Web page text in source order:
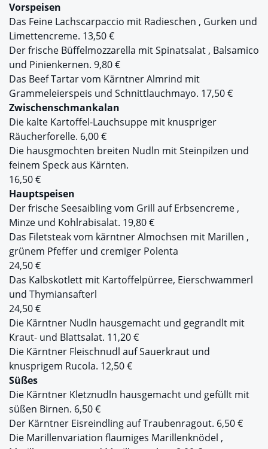
Vorspeisen
Das Feine Lachscarpaccio mit Radieschen , Gurken und
Limettencreme. 13,50 €
Der frische Büffelmozzarella mit Spinatsalat , Balsamico
und Pinienkernen. 9,80 €
Das Beef Tartar vom Kärntner Almrind mit
Grammeleierspeis und Schnittlauchmayo. 17,50 €
Zwischenschmankalan
Die kalte Kartoffel-Lauchsuppe mit knuspriger
Räucherforelle. 6,00 €
Die hausgmochten breiten Nudln mit Steinpilzen und
feinem Speck aus Kärnten.
16,50 €
Hauptspeisen
Der frische Seesaibling vom Grill auf Erbsencreme ,
Minze und Kohlrabisalat. 19,80 €
Das Filetsteak vom kärntner Almochsen mit Marillen ,
grünem Pfeffer und cremiger Polenta
24,50 €
Das Kalbskotlett mit Kartoffelpürree, Eierschwammerl
und Thymiansafterl
24,50 €
Die Kärntner Nudln hausgemacht und gegrandlt mit
Kraut- und Blattsalat. 11,20 €
Die Kärntner Fleischnudl auf Sauerkraut und
knusprigem Rucola. 12,50 €
Süßes
Die Kärntner Kletznudln hausgemacht und gefüllt mit
süßen Birnen. 6,50 €
Der Kärntner Eisreindling auf Traubenragout. 6,50 €
Die Marillenvariation flaumiges Marillenknödel ,